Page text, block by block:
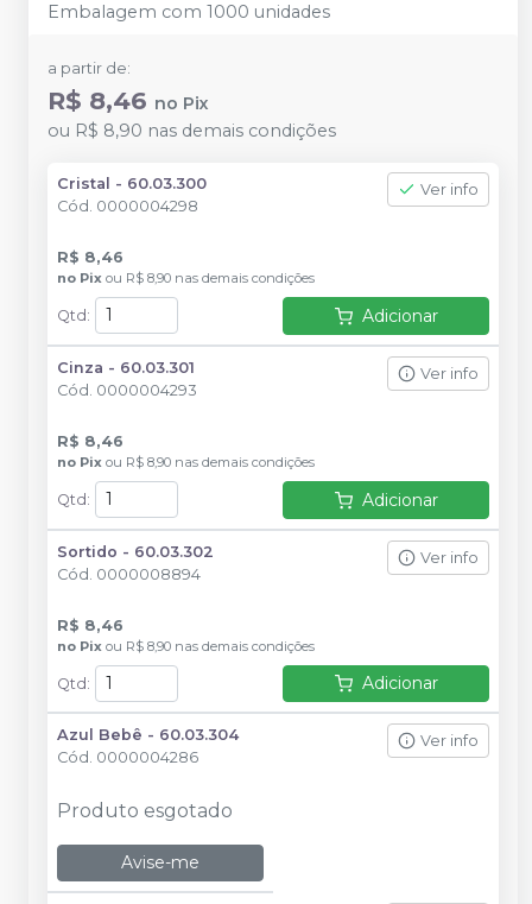
Embalagem com 1000 unidades
a partir de:
R$ 8,46 no Pix
ou R$ 8,90 nas demais condições
Cristal - 60.03.300
Cód. 0000004298
Ver info
R$ 8,46
no Pix ou R$ 8,90 nas demais condições
Qtd : Adicionar
Cinza - 60.03.301
Cód. 0000004293
Ver info
R$ 8,46
no Pix ou R$ 8,90 nas demais condições
Qtd : Adicionar
Sortido - 60.03.302
Cód. 0000008894
Ver info
R$ 8,46
no Pix ou R$ 8,90 nas demais condições
Qtd: Adicionar
Azul Bebê - 60.03.304
Cód. 0000004286
Ver info
Produto esgotado
Avise-me